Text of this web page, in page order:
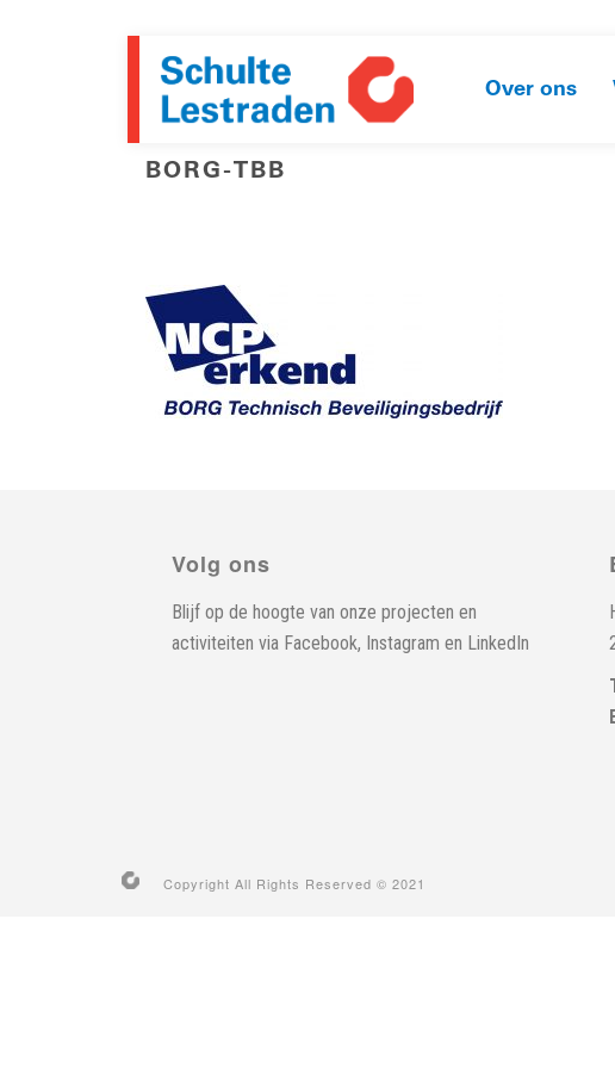
Over ons
BORG-TBB
Volg ons
Blijf op de hoogte van onze projecten en
activiteiten via Facebook, Instagram en LinkedIn
Copyright All Rights Reserved © 2021